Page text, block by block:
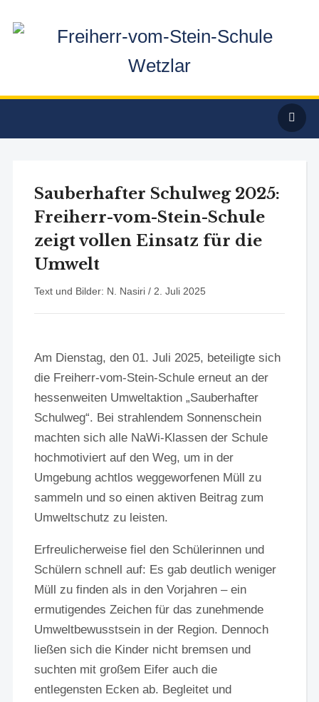
Sauberhafter Schulweg 2025:
Freiherr-vom-Stein-Schule
zeigt vollen Einsatz für die
Umwelt
Text und Bilder: N. Nasiri / 2. Juli 2025
Am Dienstag, den 01. Juli 2025, beteiligte sich
die Freiherr-vom-Stein-Schule erneut an der
hessenweiten Umweltaktion „Sauberhafter
Schulweg“. Bei strahlendem Sonnenschein
machten sich alle NaWi-Klassen der Schule
hochmotiviert auf den Weg, um in der
Umgebung achtlos weggeworfenen Müll zu
sammeln und so einen aktiven Beitrag zum
Umweltschutz zu leisten.
Erfreulicherweise fiel den Schülerinnen und
Schülern schnell auf: Es gab deutlich weniger
Müll zu finden als in den Vorjahren – ein
ermutigendes Zeichen für das zunehmende
Umweltbewusstsein in der Region. Dennoch
ließen sich die Kinder nicht bremsen und
suchten mit großem Eifer auch die
entlegensten Ecken ab. Begleitet und